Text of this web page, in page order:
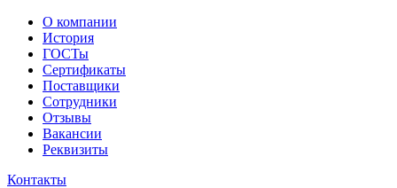
О компании
История
ГОСТы
Сертификаты
Поставщики
Сотрудники
Отзывы
Вакансии
Реквизиты
Контакты